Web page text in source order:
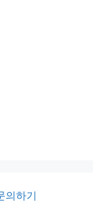
의하기